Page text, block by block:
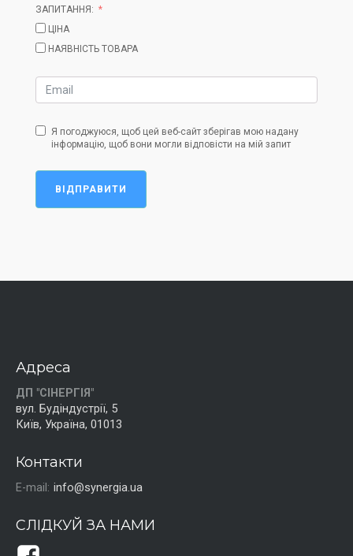
ЗАПИТАННЯ:
ЦІНА
НАЯВНІСТЬ ТОВАРА
Я погоджуюся, щоб цей веб-сайт зберігав мою надану
інформацію, щоб вони могли відповісти на мій запит
ВІДПРАВИТИ
Адреса
ДП "СІНЕРГІЯ"
вул. Будіндустрії, 5
Київ, Україна, 01013
Контакти
E-mail: info@synergia.ua
СЛІДКУЙ ЗА НАМИ